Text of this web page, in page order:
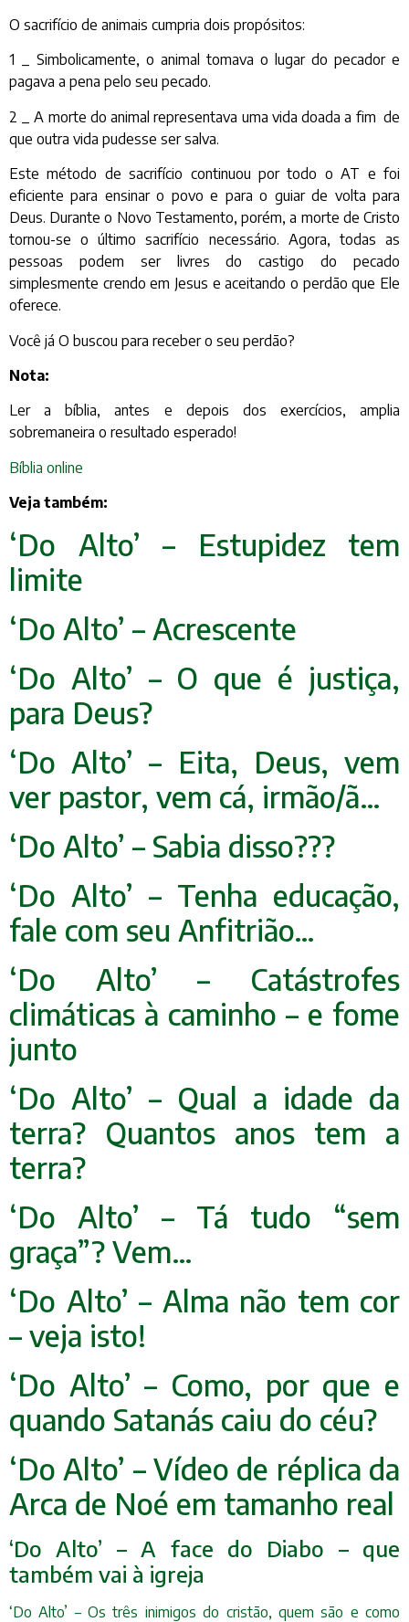
O sacrifício de animais cumpria dois propósitos:
1 _ Simbolicamente, o animal tomava o lugar do pecador e
pagava a pena pelo seu pecado.
2 _ A morte do animal representava uma vida doada a fim de
que outra vida pudesse ser salva.
Este método de sacrifício continuou por todo o AT e foi
eficiente para ensinar o povo e para o guiar de volta para
Deus. Durante o Novo Testamento, porém, a morte de Cristo
tornou-se o último sacrifício necessário. Agora, todas as
pessoas podem ser livres do castigo do pecado
simplesmente crendo em Jesus e aceitando o perdão que Ele
oferece.
Você já O buscou para receber o seu perdão?
Nota:
Ler a bíblia, antes e depois dos exercícios, amplia
sobremaneira o resultado esperado!
Bíblia online
Veja também:
‘Do Alto’ – Estupidez tem
limite
‘Do Alto’ – Acrescente
‘Do Alto’ – O que é justiça,
para Deus?
‘Do Alto’ – Eita, Deus, vem
ver pastor, vem cá, irmão/ã…
‘Do Alto’ – Sabia disso???
‘Do Alto’ – Tenha educação,
fale com seu Anfitrião…
‘Do Alto’ – Catástrofes
climáticas à caminho – e fome
junto
‘Do Alto’ – Qual a idade da
terra? Quantos anos tem a
terra?
‘Do Alto’ – Tá tudo “sem
graça”? Vem…
‘Do Alto’ – Alma não tem cor
– veja isto!
‘Do Alto’ – Como, por que e
quando Satanás caiu do céu?
‘Do Alto’ – Vídeo de réplica da
Arca de Noé em tamanho real
‘Do Alto’ – A face do Diabo – que
também vai à igreja
‘Do Alto’ – Os três inimigos do cristão, quem são e como